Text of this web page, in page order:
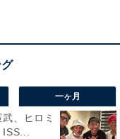
一ヶ月
、ヒロミ
ISS...